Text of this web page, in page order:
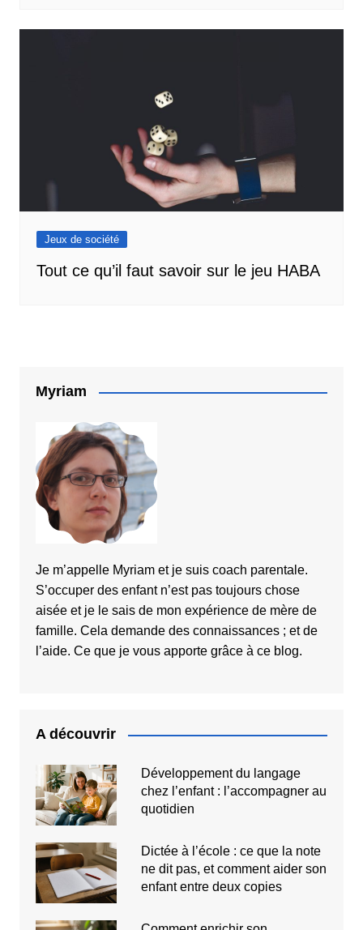
Jeux de société
Tout ce qu’il faut savoir sur le jeu HABA
Myriam
Je m’appelle Myriam et je suis coach parentale.
S’occuper des enfant n’est pas toujours chose
aisée et je le sais de mon expérience de mère de
famille. Cela demande des connaissances ; et de
l’aide. Ce que je vous apporte grâce à ce blog.
A découvrir
Développement du langage
chez l’enfant : l’accompagner au
quotidien
Dictée à l’école : ce que la note
ne dit pas, et comment aider son
enfant entre deux copies